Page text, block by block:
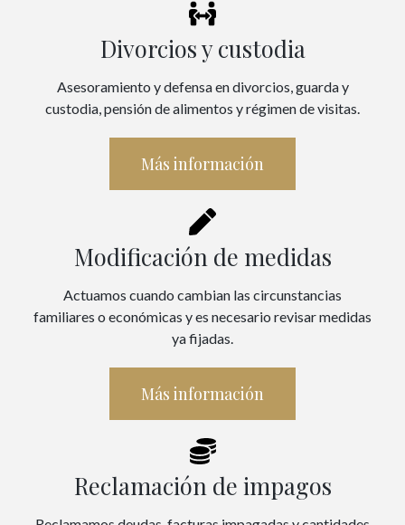
Divorcios y custodia
Asesoramiento y defensa en divorcios, guarda y
custodia, pensión de alimentos y régimen de visitas.
Más información
Modificación de medidas
Actuamos cuando cambian las circunstancias
familiares o económicas y es necesario revisar medidas
ya fijadas.
Más información
Reclamación de impagos